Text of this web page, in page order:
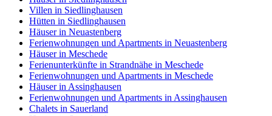
Villen in Siedlinghausen
Hütten in Siedlinghausen
Häuser in Neuastenberg
Ferienwohnungen und Apartments in Neuastenberg
Häuser in Meschede
Ferienunterkünfte in Strandnähe in Meschede
Ferienwohnungen und Apartments in Meschede
Häuser in Assinghausen
Ferienwohnungen und Apartments in Assinghausen
Chalets in Sauerland